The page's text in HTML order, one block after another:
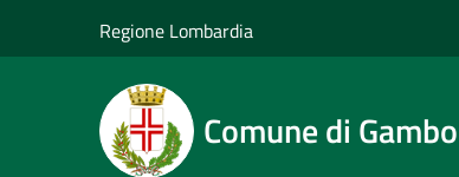
Regione Lombardia
Comune di